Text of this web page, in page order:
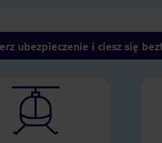
ubezpieczenie i ciesz się